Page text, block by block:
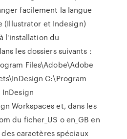
facilement la langue
(Illustrator et Indesign)
l'installation du
les dossiers suivants :
Files\Adobe\Adobe
C:\Program
Workspaces et, dans les
du ficher_US o en_GB en
caractères spéciaux